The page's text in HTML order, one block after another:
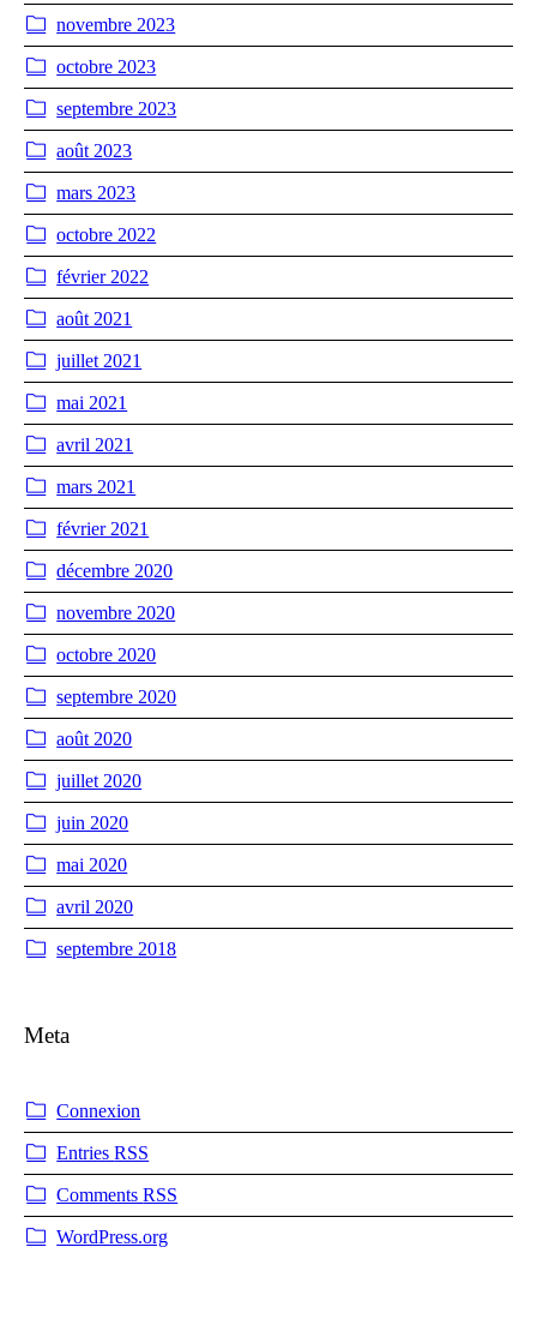
novembre 2023
octobre 2023
septembre 2023
août 2023
mars 2023
octobre 2022
février 2022
août 2021
juillet 2021
mai 2021
avril 2021
mars 2021
février 2021
décembre 2020
novembre 2020
octobre 2020
septembre 2020
août 2020
juillet 2020
juin 2020
mai 2020
avril 2020
septembre 2018
Meta
Connexion
EntriesRSS
CommentsRSS
WordPress.org